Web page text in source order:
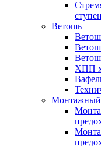
Ветошь
ХПП
Монтажный